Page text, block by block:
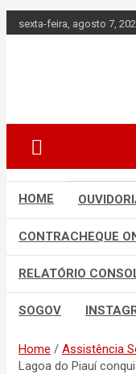
to
sexta-feira, agosto 7,
HOME
CONTRACHEQUE
RELATÓRIO
SOGOV
Home
Assistência
Lagoa do Piauí